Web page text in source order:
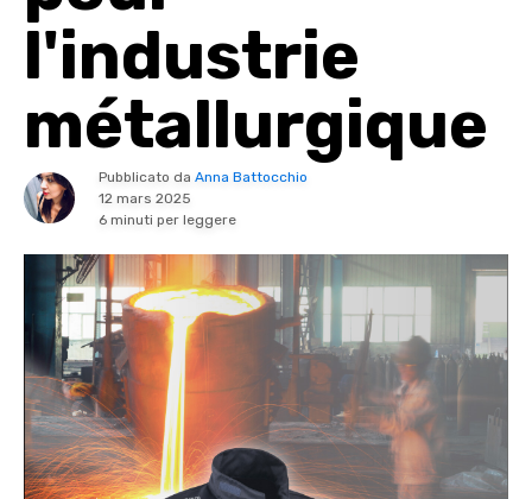
l'industrie
métallurgique
Pubblicato da Anna Battocchio
12 mars 2025
6 minuti per leggere